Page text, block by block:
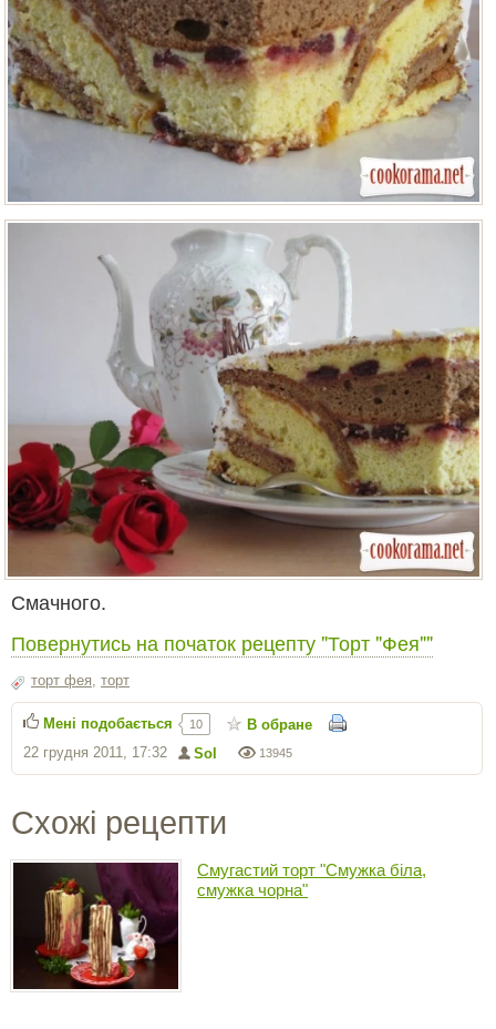
Смачного.
Повернутись на початок рецепту "Торт "Фея""
торт фея, торт
13945
Sol
22 грудня 2011, 17:32
Мені подобається 10 В обране
Схожі рецепти
Смугастий торт "Смужка біла,
смужка чорна"